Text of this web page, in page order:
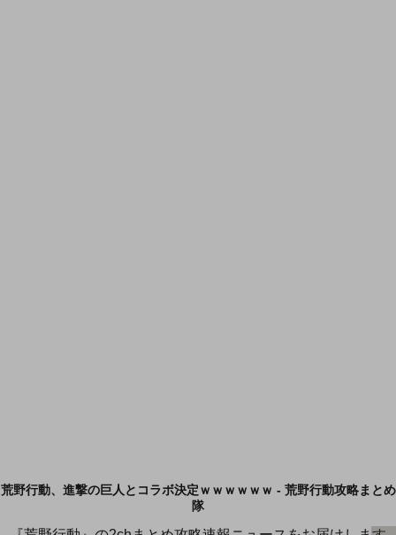
荒野行動、進撃の巨人とコラボ決定ｗｗｗｗｗｗ - 荒野行動攻略まとめ
隊